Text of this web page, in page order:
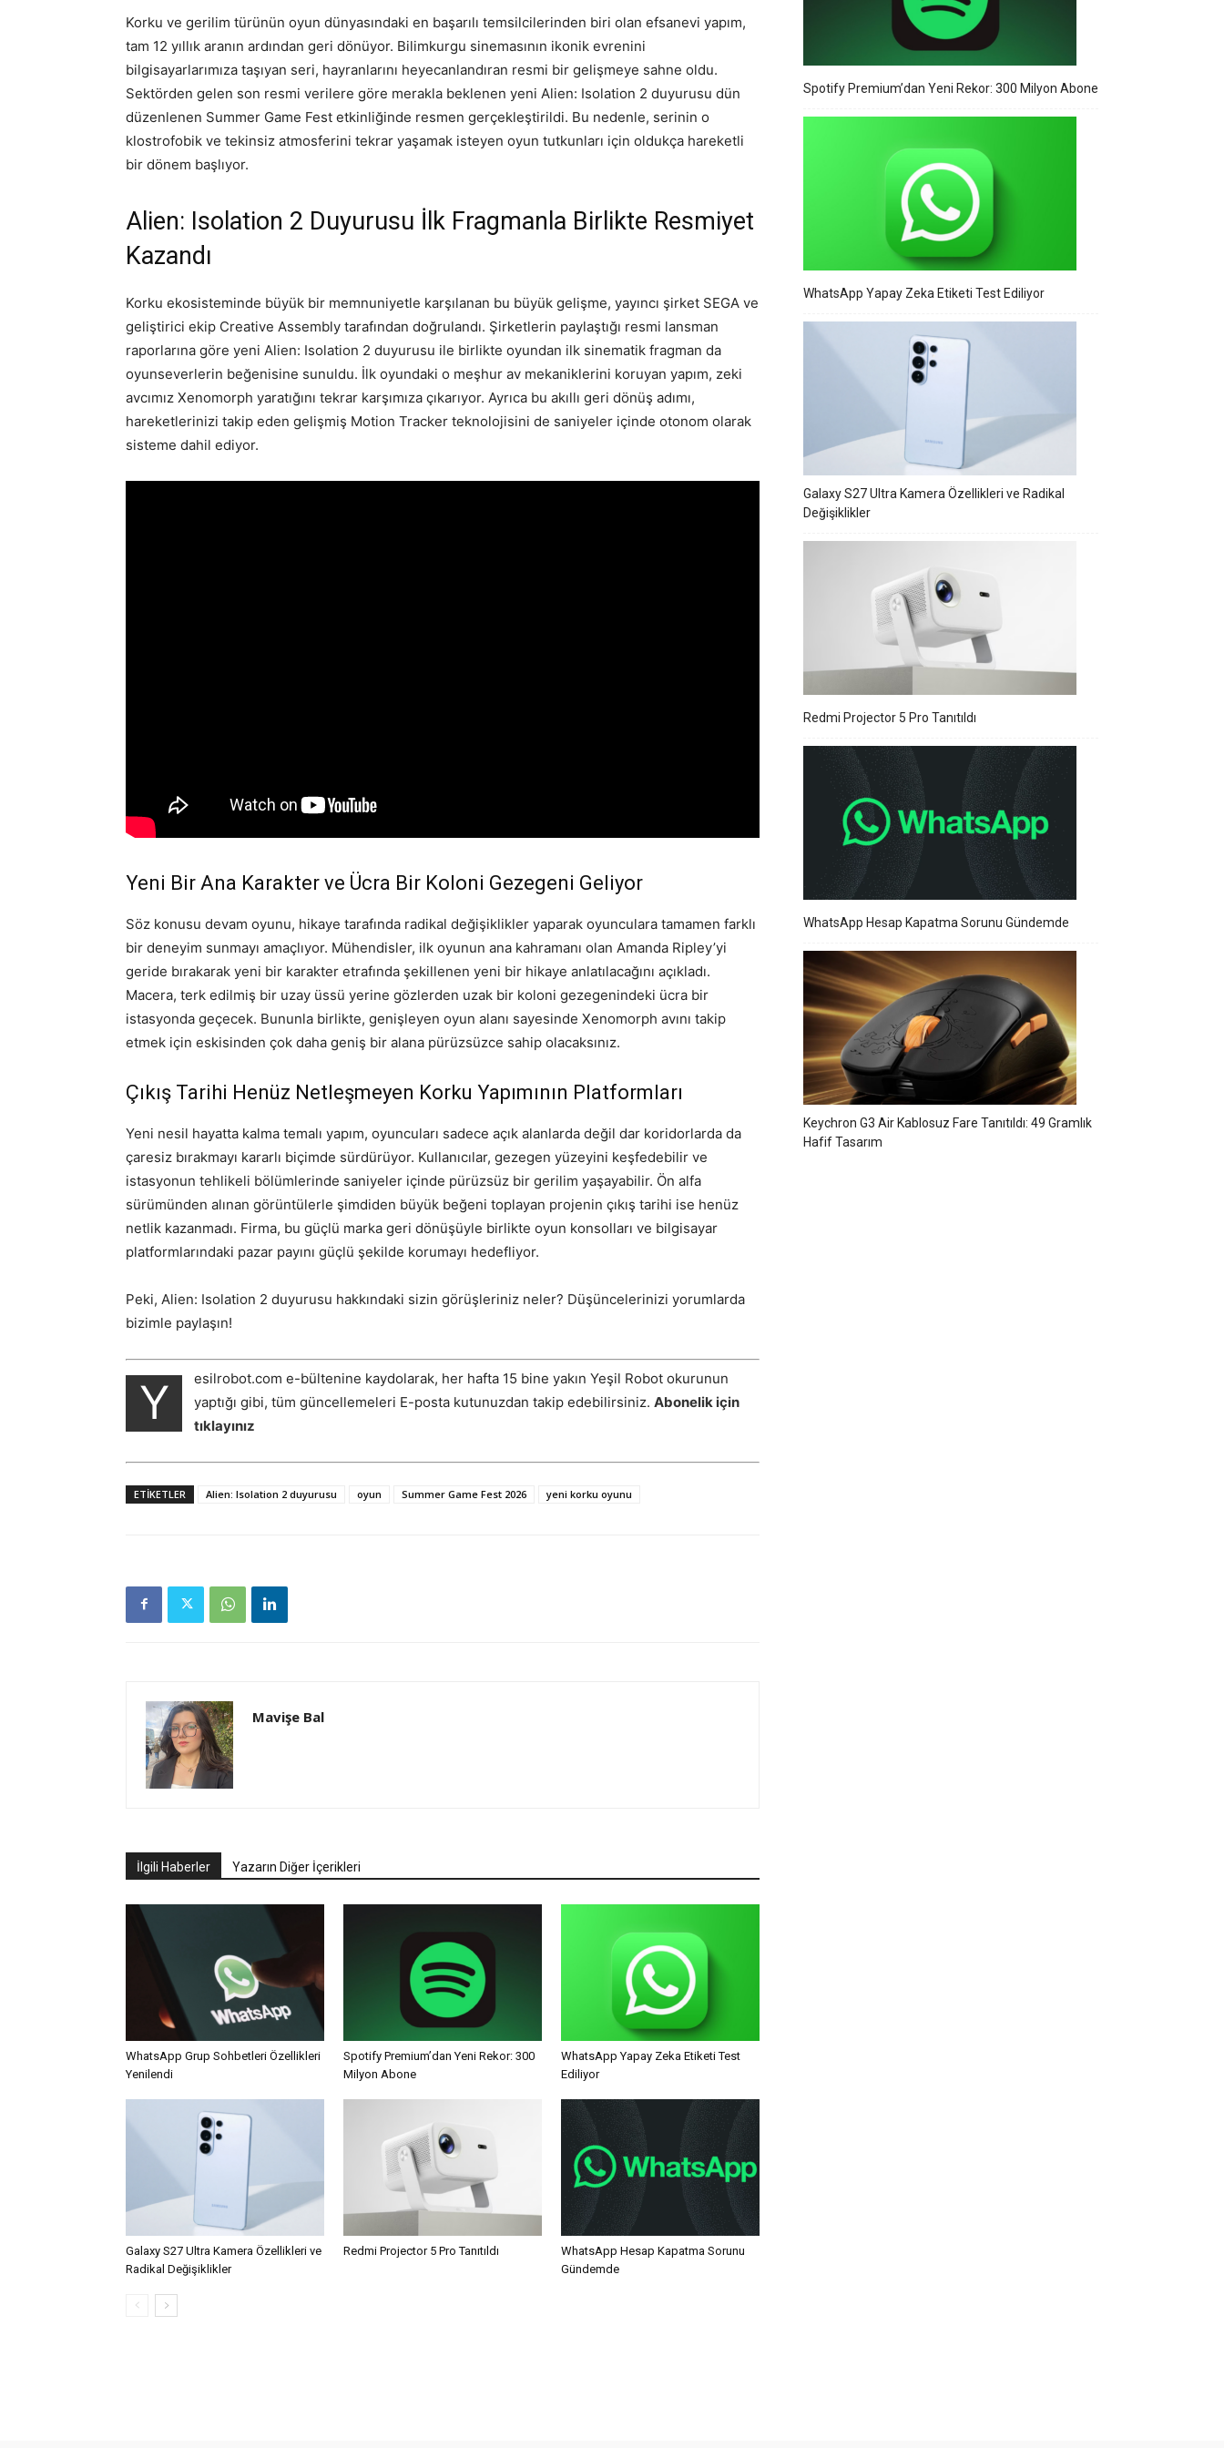
Korku ve gerilim türünün oyun dünyasındaki en başarılı temsilcilerinden biri olan efsanevi yapım,
tam 12 yıllık aranın ardından geri dönüyor. Bilimkurgu sinemasının ikonik evrenini
bilgisayarlarımıza taşıyan seri, hayranlarını heyecanlandıran resmi bir gelişmeye sahne oldu.
Sektörden gelen son resmi verilere göre merakla beklenen yeni Alien: Isolation 2 duyurusu dün
düzenlenen Summer Game Fest etkinliğinde resmen gerçekleştirildi. Bu nedenle, serinin o
klostrofobik ve tekinsiz atmosferini tekrar yaşamak isteyen oyun tutkunları için oldukça hareketli
bir dönem başlıyor.
Alien: Isolation 2 Duyurusu İlk Fragmanla Birlikte Resmiyet
Kazandı
Korku ekosisteminde büyük bir memnuniyetle karşılanan bu büyük gelişme, yayıncı şirket SEGA ve
geliştirici ekip Creative Assembly tarafından doğrulandı. Şirketlerin paylaştığı resmi lansman
raporlarına göre yeni Alien: Isolation 2 duyurusu ile birlikte oyundan ilk sinematik fragman da
oyunseverlerin beğenisine sunuldu. İlk oyundaki o meşhur av mekaniklerini koruyan yapım, zeki
avcımız Xenomorph yaratığını tekrar karşımıza çıkarıyor. Ayrıca bu akıllı geri dönüş adımı,
hareketlerinizi takip eden gelişmiş Motion Tracker teknolojisini de saniyeler içinde otonom olarak
sisteme dahil ediyor.
Yeni Bir Ana Karakter ve Ücra Bir Koloni Gezegeni Geliyor
Söz konusu devam oyunu, hikaye tarafında radikal değişiklikler yaparak oyunculara tamamen farklı
bir deneyim sunmayı amaçlıyor. Mühendisler, ilk oyunun ana kahramanı olan Amanda Ripley’yi
geride bırakarak yeni bir karakter etrafında şekillenen yeni bir hikaye anlatılacağını açıkladı.
Macera, terk edilmiş bir uzay üssü yerine gözlerden uzak bir koloni gezegenindeki ücra bir
istasyonda geçecek. Bununla birlikte, genişleyen oyun alanı sayesinde Xenomorph avını takip
etmek için eskisinden çok daha geniş bir alana pürüzsüzce sahip olacaksınız.
Çıkış Tarihi Henüz Netleşmeyen Korku Yapımının Platformları
Yeni nesil hayatta kalma temalı yapım, oyuncuları sadece açık alanlarda değil dar koridorlarda da
çaresiz bırakmayı kararlı biçimde sürdürüyor. Kullanıcılar, gezegen yüzeyini keşfedebilir ve
istasyonun tehlikeli bölümlerinde saniyeler içinde pürüzsüz bir gerilim yaşayabilir. Ön alfa
sürümünden alınan görüntülerle şimdiden büyük beğeni toplayan projenin çıkış tarihi ise henüz
netlik kazanmadı. Firma, bu güçlü marka geri dönüşüyle birlikte oyun konsolları ve bilgisayar
platformlarındaki pazar payını güçlü şekilde korumayı hedefliyor.
Peki, Alien: Isolation 2 duyurusu hakkındaki sizin görüşleriniz neler? Düşüncelerinizi yorumlarda
bizimle paylaşın!
Y
esilrobot.com e-bültenine kaydolarak, her hafta 15 bine yakın Yeşil Robot okurunun
yaptığı gibi, tüm güncellemeleri E-posta kutunuzdan takip edebilirsiniz. Abonelik için
tıklayınız
ETIKETLER Alien: Isolation 2 duyurusu oyun Summer Game Fest 2026 yeni korku oyunu
Mavişe Bal
İlgili Haberler Yazarın Diğer İçerikleri
WhatsApp Grup Sohbetleri Özellikleri
Yenilendi
Spotify Premium’dan Yeni Rekor: 300
Milyon Abone
WhatsApp Yapay Zeka Etiketi Test
Ediliyor
Galaxy S27 Ultra Kamera Özellikleri ve
Radikal Değişiklikler
Redmi Projector 5 Pro Tanıtıldı
WhatsApp Hesap Kapatma Sorunu
Gündemde
Spotify Premium’dan Yeni Rekor: 300 Milyon Abone
WhatsApp Yapay Zeka Etiketi Test Ediliyor
Galaxy S27 Ultra Kamera Özellikleri ve Radikal
Değişiklikler
Redmi Projector 5 Pro Tanıtıldı
WhatsApp Hesap Kapatma Sorunu Gündemde
Keychron G3 Air Kablosuz Fare Tanıtıldı: 49 Gramlık
Hafif Tasarım